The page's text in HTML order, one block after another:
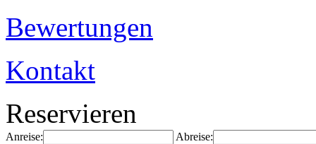
Bewertungen
Kontakt
Reservieren
Anreise: Abreise: